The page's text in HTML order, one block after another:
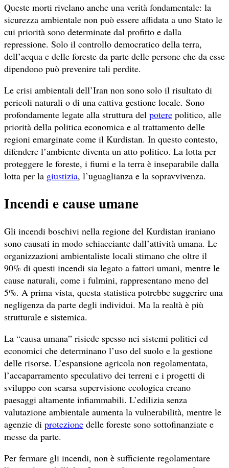
Queste morti rivelano anche una verità fondamentale: la
sicurezza ambientale non può essere affidata a uno Stato le
cui priorità sono determinate dal profitto e dalla
repressione. Solo il controllo democratico della terra,
dell’acqua e delle foreste da parte delle persone che da esse
dipendono può prevenire tali perdite.
Le crisi ambientali dell’Iran non sono solo il risultato di
pericoli naturali o di una cattiva gestione locale. Sono
profondamente legate alla struttura del potere politico, alle
priorità della politica economica e al trattamento delle
regioni emarginate come il Kurdistan. In questo contesto,
difendere l’ambiente diventa un atto politico. La lotta per
proteggere le foreste, i fiumi e la terra è inseparabile dalla
lotta per la giustizia, l’uguaglianza e la sopravvivenza.
Incendi e cause umane
Gli incendi boschivi nella regione del Kurdistan iraniano
sono causati in modo schiacciante dall’attività umana. Le
organizzazioni ambientaliste locali stimano che oltre il
90% di questi incendi sia legato a fattori umani, mentre le
cause naturali, come i fulmini, rappresentano meno del
5%. A prima vista, questa statistica potrebbe suggerire una
negligenza da parte degli individui. Ma la realtà è più
strutturale e sistemica.
La “causa umana” risiede spesso nei sistemi politici ed
economici che determinano l’uso del suolo e la gestione
delle risorse. L’espansione agricola non regolamentata,
l’accaparramento speculativo dei terreni e i progetti di
sviluppo con scarsa supervisione ecologica creano
paesaggi altamente infiammabili. L’edilizia senza
valutazione ambientale aumenta la vulnerabilità, mentre le
agenzie di protezione delle foreste sono sottofinanziate e
messe da parte.
Per fermare gli incendi, non è sufficiente regolamentare